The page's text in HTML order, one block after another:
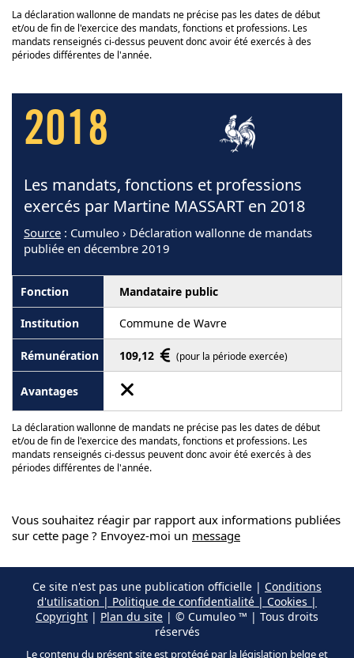
La déclaration wallonne de mandats ne précise pas les dates de début
et/ou de fin de l'exercice des mandats, fonctions et professions. Les
mandats renseignés ci-dessus peuvent donc avoir été exercés à des
périodes différentes de l'année.
2018
Les mandats, fonctions et professions
exercés par Martine MASSART en 2018
Source : Cumuleo › Déclaration wallonne de mandats
publiée en décembre 2019
Mandataire public
Commune de Wavre
109,12 (pour la période exercée)
La déclaration wallonne de mandats ne précise pas les dates de début
et/ou de fin de l'exercice des mandats, fonctions et professions. Les
mandats renseignés ci-dessus peuvent donc avoir été exercés à des
périodes différentes de l'année.
Vous souhaitez réagir par rapport aux informations publiées
sur cette page ? Envoyez-moi un message
Ce site n'est pas une publication officielle | Conditions
d'utilisation | Politique de confidentialité | Cookies |
Copyright | Plan du site | © Cumuleo ™ | Tous droits
réservés
Le contenu du présent site est protégé par la législation belge et